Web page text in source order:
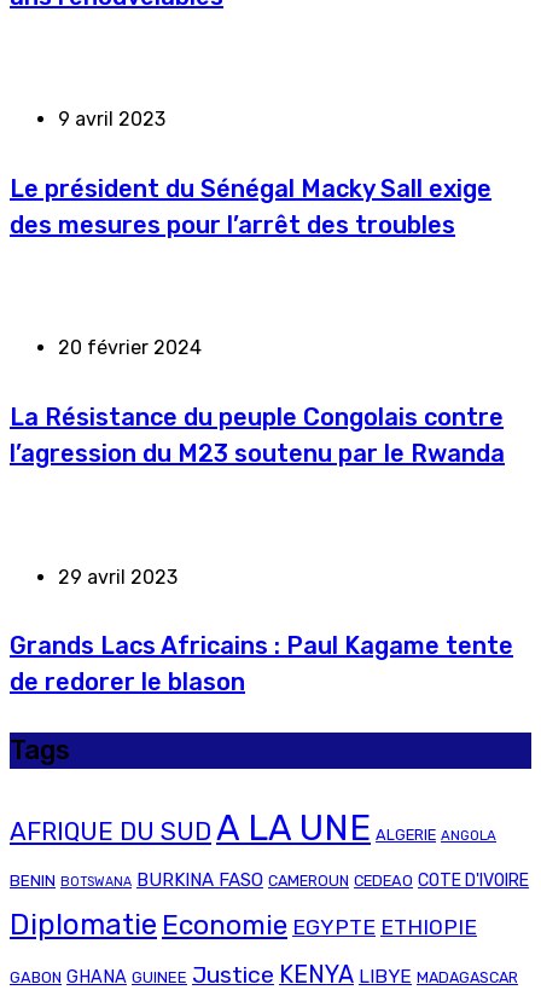
9 avril 2023
Le président du Sénégal Macky Sall exige
des mesures pour l’arrêt des troubles
20 février 2024
La Résistance du peuple Congolais contre
l’agression du M23 soutenu par le Rwanda
29 avril 2023
Grands Lacs Africains : Paul Kagame tente
de redorer le blason
Tags
AFRIQUE DU SUD A LA UNE ALGERIE ANGOLA
BENIN BOTSWANA BURKINA FASO CAMEROUN CEDEAO COTE D'IVOIRE
Diplomatie Economie EGYPTE ETHIOPIE
GABON GHANA GUINEE Justice KENYA LIBYE MADAGASCAR